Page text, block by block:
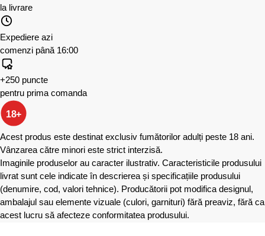
la livrare
Expediere azi
comenzi până 16:00
+250 puncte
pentru prima comanda
18+
Acest produs este destinat exclusiv fumătorilor adulți peste 18 ani.
Vânzarea către minori este strict interzisă.
Imaginile produselor au caracter ilustrativ. Caracteristicile produsului
livrat sunt cele indicate în descrierea și specificațiile produsului
(denumire, cod, valori tehnice). Producătorii pot modifica designul,
ambalajul sau elemente vizuale (culori, garnituri) fără preaviz, fără ca
acest lucru să afecteze conformitatea produsului.